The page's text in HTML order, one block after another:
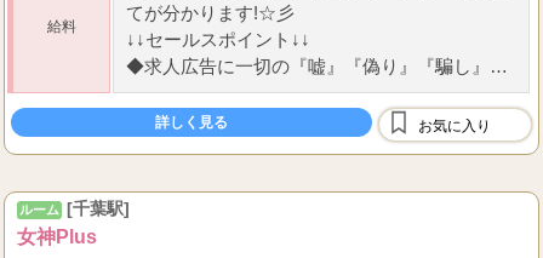
給料
てが分かります!☆ 彡
↓↓セールスポイント↓↓
◆求人広告に一切の『嘘』『偽り』『騙し』な
し!
働くセラピストさんが第一主義!
◆メンズエステ界の中...
詳しく見る お気に入り
ルーム [千葉駅]
女神Plus